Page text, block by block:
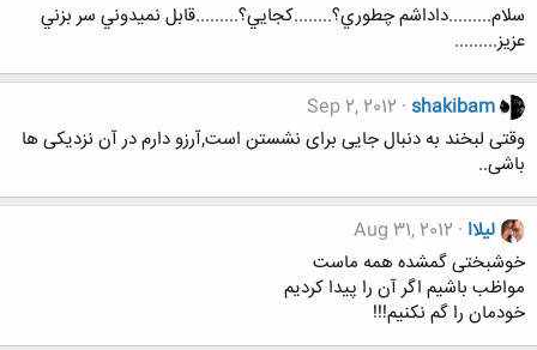
سلام.........داداشم چطوري؟........كجايي؟.........قابل نميدوني سر بزني
عزيز.........
shakibam
Sep 2, 2012
وقتی لبخند به دنبال جایی برای نشستن است,آرزو دارم در آن نزدیکی ها
باشی..
لیلاا Aug 31, 2012
خوشبختی گمشده همه ماست
مواظب باشیم اگر آن را پیدا کردیم
خودمان را گم نکنیم!!!